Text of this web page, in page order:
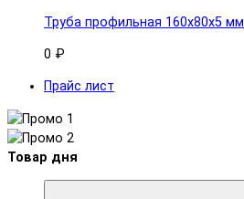
Труба профильная 160x80х5 мм
0 ₽
Прайс лист
Товар дня